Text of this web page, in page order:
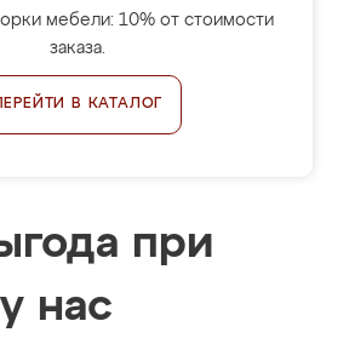
мебели: 10% от стоимости
заказа.
В КАТАЛОГ
при
нас